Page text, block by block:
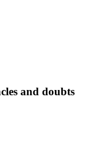
and doubts